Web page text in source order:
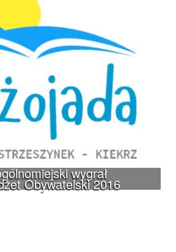
wygrał
Obywatelski 2016